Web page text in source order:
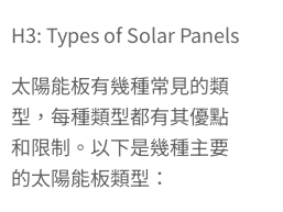
H3: Types of Solar Panels
太陽能板有幾種常見的類
型，每種類型都有其優點
和限制。以下是幾種主要
的太陽能板類型：